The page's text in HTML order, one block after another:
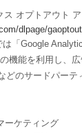
オプトアウト ア
dlpage/gaoptout
は「Google
機能を利用し、
どのサードパーテ
ーケティング